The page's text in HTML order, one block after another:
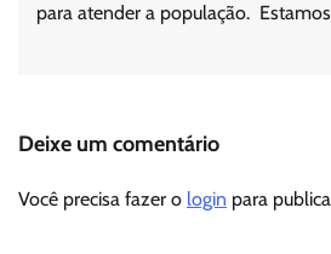
para atender a população.
Deixe um comentário
Você precisa fazer o login para